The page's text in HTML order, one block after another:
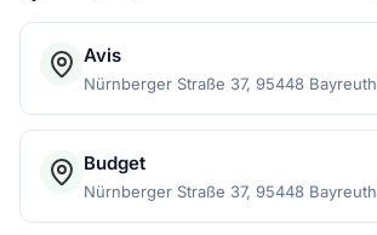
Avis
Nürnberger Straße 37, 95448 Bayreuth
Budget
Nürnberger Straße 37, 95448 Bayreuth